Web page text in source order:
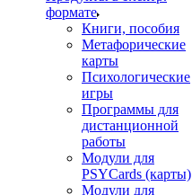
формате
Книги, пособия
Метафорические
карты
Психологические
игры
Программы для
дистанционной
работы
Модули для
PSYCards (карты)
Модули для